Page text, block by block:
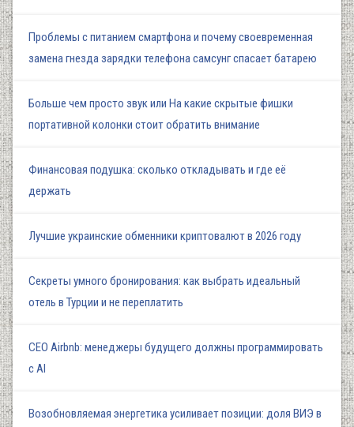
Проблемы с питанием смартфона и почему своевременная
замена гнезда зарядки телефона самсунг спасает батарею
Больше чем просто звук или На какие скрытые фишки
портативной колонки стоит обратить внимание
Финансовая подушка: сколько откладывать и где её
держать
Лучшие украинские обменники криптовалют в 2026 году
Секреты умного бронирования: как выбрать идеальный
отель в Турции и не переплатить
СЕО Airbnb: менеджеры будущего должны программировать
с AI
Возобновляемая энергетика усиливает позиции: доля ВИЭ в